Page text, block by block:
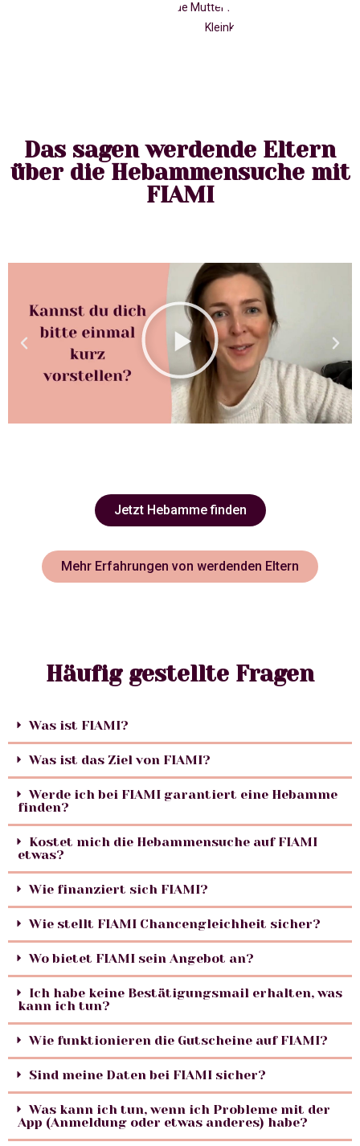
Das sagen werdende Eltern
über die Hebammensuche mit
FIAMI
Jetzt Hebamme finden
Mehr Erfahrungen von werdenden Eltern
Häufig gestellte Fragen
Was ist FIAMI?
Was ist das Ziel von FIAMI?
Werde ich bei FIAMI garantiert eine Hebamme
finden?
Kostet mich die Hebammensuche auf FIAMI
etwas?
Wie finanziert sich FIAMI?
Wie stellt FIAMI Chancengleichheit sicher?
Wo bietet FIAMI sein Angebot an?
Ich habe keine Bestätigungsmail erhalten, was
kann ich tun?
Wie funktionieren die Gutscheine auf FIAMI?
Sind meine Daten bei FIAMI sicher?
Was kann ich tun, wenn ich Probleme mit der
App (Anmeldung oder etwas anderes) habe?